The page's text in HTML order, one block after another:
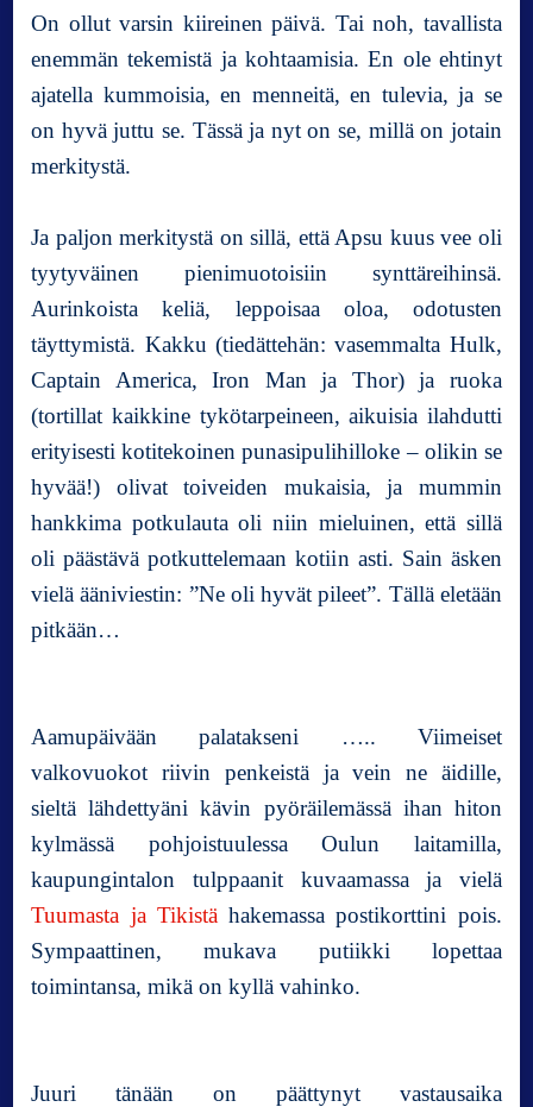
k
i
k
i
e
n
ä
ä
!
On ollut varsin kiireinen päivä. Tai noh, tavallista
enemmän tekemistä ja kohtaamisia. En ole ehtinyt
ajatella kummoisia, en menneitä, en tulevia, ja se
on hyvä juttu se. Tässä ja nyt on se, millä on jotain
merkitystä.
Ja paljon merkitystä on sillä, että Apsu kuus vee oli
tyytyväinen pienimuotoisiin synttäreihinsä.
Aurinkoista keliä, leppoisaa oloa, odotusten
täyttymistä. Kakku (tiedättehän: vasemmalta Hulk,
Captain America, Iron Man ja Thor) ja ruoka
(tortillat kaikkine tykötarpeineen, aikuisia ilahdutti
erityisesti kotitekoinen punasipulihilloke – olikin se
hyvää!) olivat toiveiden mukaisia, ja mummin
hankkima potkulauta oli niin mieluinen, että sillä
oli päästävä potkuttelemaan kotiin asti. Sain äsken
vielä ääniviestin: ”Ne oli hyvät pileet”. Tällä eletään
pitkään…
Aamupäivään palatakseni ….. Viimeiset
valkovuokot riivin penkeistä ja vein ne äidille,
sieltä lähdettyäni kävin pyöräilemässä ihan hiton
kylmässä pohjoistuulessa Oulun laitamilla,
kaupungintalon tulppaanit kuvaamassa ja vielä
Tuumasta ja Tikistähakemassa postikorttini pois.
Sympaattinen, mukava putiikki lopettaa
toimintansa, mikä on kyllä vahinko.
Juuri tänään on päättynyt vastausaika